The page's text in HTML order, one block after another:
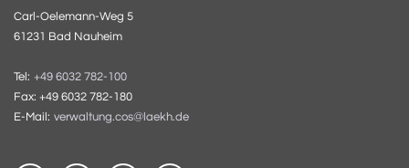
Carl-Oelemann-Weg 5
61231 Bad Nauheim
Tel: +49 6032 782-100
Fax: +49 6032 782-180
E-Mail: verwaltung.cos@laekh.de